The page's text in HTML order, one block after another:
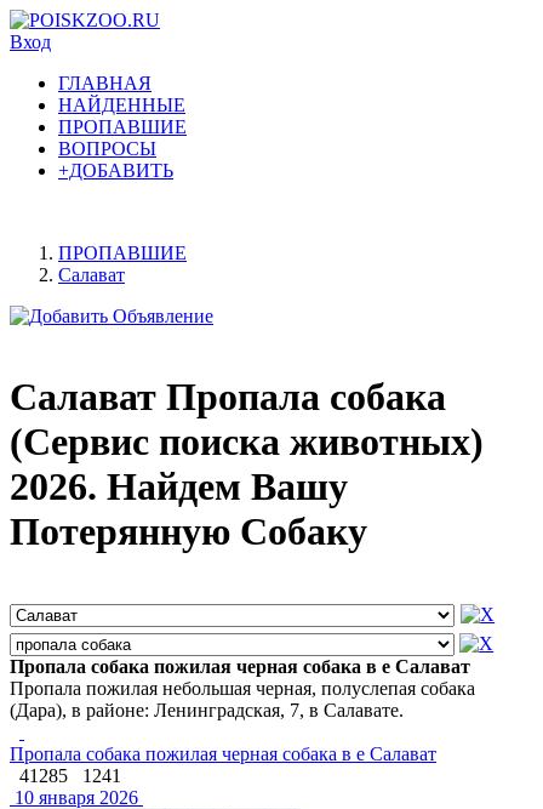
Вход
ГЛАВНАЯ
НАЙДЕННЫЕ
ПРОПАВШИЕ
ВОПРОСЫ
+ДОБАВИТЬ
ПРОПАВШИЕ
Салават
Салават Пропала собака
(Сервис поиска животных)
2026. Найдем Вашу
Потерянную Собаку
Пропала собака пожилая черная собака в е Салават
Пропала пожилая небольшая черная, полуслепая собака
(Дара), в районе: Ленинградская, 7, в Салавате.
Пропала собака пожилая черная собака в е Салават
41285
1241
10 января 2026